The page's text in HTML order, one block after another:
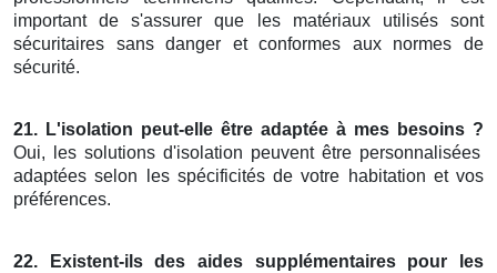
important de s'assurer que les matériaux utilisés sont
sécuritaires sans danger et conformes aux normes de
sécurité.
21. L'isolation peut-elle être adaptée à mes besoins ?
Oui, les solutions d'isolation peuvent être personnalisées
adaptées selon les spécificités de votre habitation et vos
préférences.
22. Existent-ils des aides supplémentaires pour les